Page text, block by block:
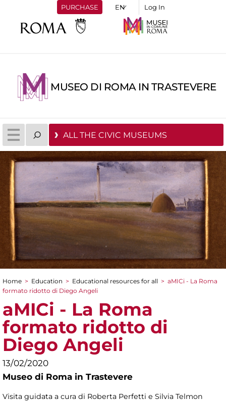
PURCHASE Log In
MUSEO DI ROMA IN TRASTEVERE
ALL THE CIVIC MUSEUMS
You are here
Home > Education > Educational resources for all > aMICi - La Roma
formato ridotto di Diego Angeli
aMICi - La Roma
formato ridotto di
Diego Angeli
13/02/2020
Museo di Roma in Trastevere
Visita guidata a cura di Roberta Perfetti e Silvia Telmon